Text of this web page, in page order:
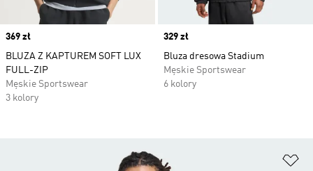
Price
369 zł
BLUZA Z KAPTUREM SOFT LUX
FULL-ZIP
Męskie Sportswear
3 kolory
Price
329 zł
Bluza dresowa Stadium
Męskie Sportswear
6 kolory